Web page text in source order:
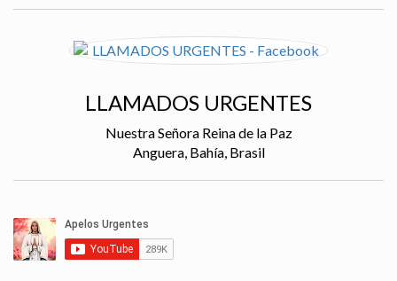
LLAMADOS URGENTES
Nuestra Señora Reina de la Paz
Anguera, Bahía, Brasil